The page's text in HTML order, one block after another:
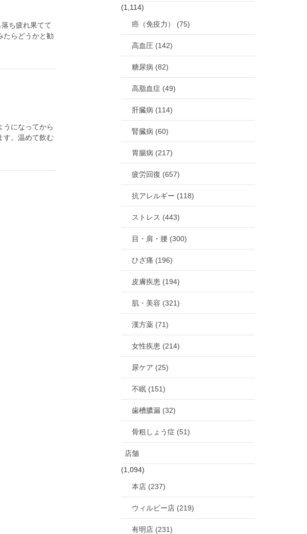
ち疲れ果てて
たらどうかと勧
うになってから
す。温めて飲む
(1,114)
癌（免疫力） (75)
高血圧 (142)
糖尿病 (82)
高脂血症 (49)
肝臓病 (114)
腎臓病 (60)
胃腸病 (217)
疲労回復 (657)
抗アレルギー (118)
ストレス (443)
目・肩・腰 (300)
ひざ痛 (196)
皮膚疾患 (194)
肌・美容 (321)
漢方薬 (71)
女性疾患 (214)
尿ケア (25)
不眠 (151)
歯槽膿漏 (32)
骨粗しょう症 (51)
店舗
(1,094)
本店 (237)
ウィルビー店 (219)
有明店 (231)